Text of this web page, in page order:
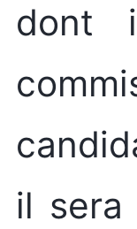
dont
il sera